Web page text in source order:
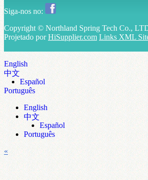
Siga-nos no:
Copyright © Northland Spring Tech Co.,
Projetado porHiSupplier.com Links XML
English
中文
Español
Português
English
中文
Español
Português
«